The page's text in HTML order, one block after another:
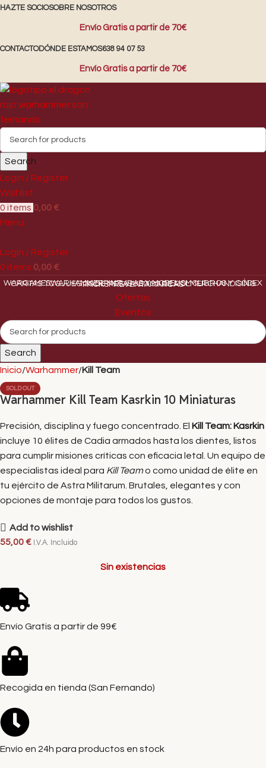
HAZTE SOCIOSOBRE NOSOTROS
Envío Gratis a partir de 70€
CONTACTODÓNDE ESTAMOS638 94 07 53
Envío Gratis a partir de 70€
Search
Login / Register
Wishlist
0 items 0,00 €
Menu
Login / Register
0 items 0,00 €
WARGAMESWARHAMMERPINTURAS Y MODELISMOLIBROS Y CÓDEX
CARTAS TCGJUEGOS DE MESAJUEGOS DE ROLMERCHANDISING
PACKSPREVENTAMARCAS
Ofertas
Eventos
Search
Inicio Warhammer Kill Team
SOLD OUT
Warhammer Kill Team Kasrkin 10 Miniaturas
Precisión, disciplina y fuego concentrado. El Kill Team: Kasrkin
incluye 10 élites de Cadia armados hasta los dientes, listos
para cumplir misiones críticas con eficacia letal. Un equipo de
especialistas ideal para Kill Teamo como unidad de élite en
tu ejército de Astra Militarum. Brutales, elegantes y con
opciones de montaje para todos los gustos.
Add to wishlist
55,00€ I.V.A. Incluido
Sin existencias
Envío Gratis a partir de 99€
Recogida en tienda (San Fernando)
Envío en 24h para productos en stock